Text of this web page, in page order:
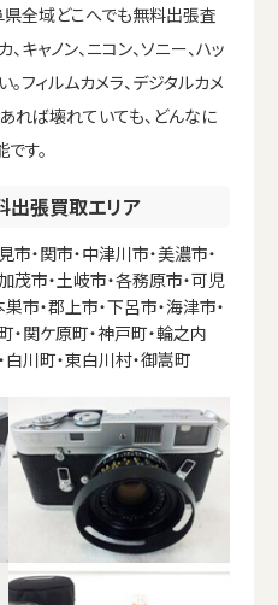
県全域どこへでも無料出張査
キャノン、ニコン、ソニー、ハッ
フィルムカメラ、デジタルカメ
れば壊れていても、どんなに
す。
出張買取エリア
・関市・中津川市・美濃市・
茂市・土岐市・各務原市・可児
市・郡上市・下呂市・海津市・
・関ケ原町・神戸町・輪之内
白川町・東白川村・御嵩町